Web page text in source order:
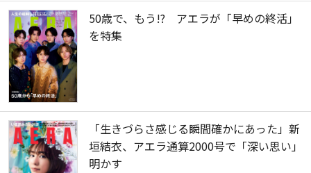
50歳で、もう!? アエラが「早めの終活」
を特集
「生きづらさ感じる瞬間確かにあった」新
垣結衣、アエラ通算2000号で「深い思い」
明かす